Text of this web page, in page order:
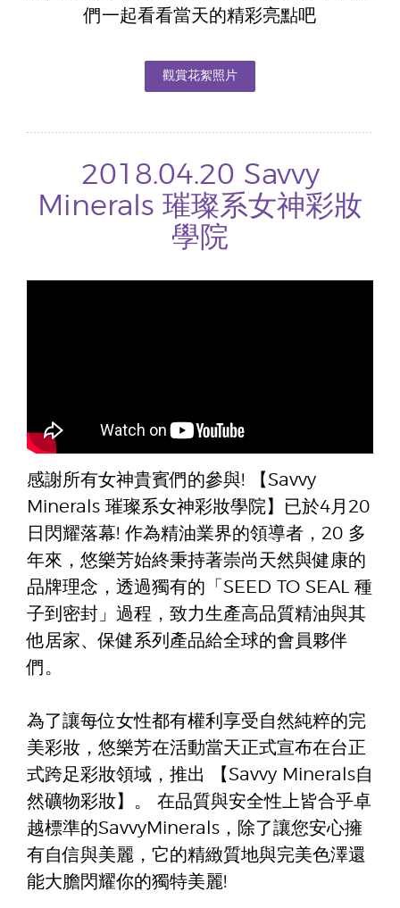
們一起看看當天的精彩亮點吧
觀賞花絮照片
2018.04.20 Savvy
Minerals 璀璨系女神彩妝
學院
感謝所有女神貴賓們的參與! 【Savvy
Minerals 璀璨系女神彩妝學院】已於4月20
日閃耀落幕! 作為精油業界的領導者，20 多
年來，悠樂芳始終秉持著崇尚天然與健康的
品牌理念，透過獨有的「SEED TO SEAL 種
子到密封」過程，致力生產高品質精油與其
他居家、保健系列產品給全球的會員夥伴
們。
為了讓每位女性都有權利享受自然純粹的完
美彩妝，悠樂芳在活動當天正式宣布在台正
式跨足彩妝領域，推出 【Savvy Minerals自
然礦物彩妝】。 在品質與安全性上皆合乎卓
越標準的SavvyMinerals，除了讓您安心擁
有自信與美麗，它的精緻質地與完美色澤還
能大膽閃耀你的獨特美麗!